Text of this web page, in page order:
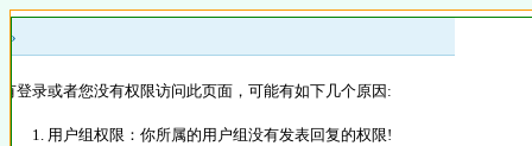
»
登录或者您没有权限访问此页面，可能有如下几个原因:
用户组权限：你所属的用户组没有发表回复的权限!